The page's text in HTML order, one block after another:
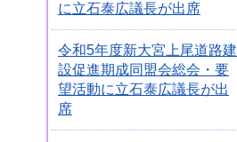
に立石泰広議長が出席
令和5年度新大宮上尾道路建
設促進期成同盟会総会・要
望活動に立石泰広議長が出
席